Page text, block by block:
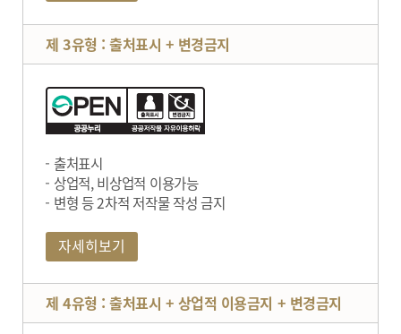
제 3유형 : 출처표시 + 변경금지
출처표시
상업적, 비상업적 이용가능
변형 등 2차적 저작물 작성 금지
자세히보기
제 4유형 : 출처표시 + 상업적 이용금지 + 변경금지